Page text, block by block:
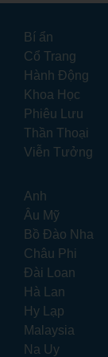
Bí ẩn
Cổ Trang
Hành Động
Khoa Học
Phiêu Lưu
Thần Thoại
Viễn Tưởng
Anh
Âu Mỹ
Bồ Đào Nha
Châu Phi
Đài Loan
Hà Lan
Hy Lạp
Malaysia
Na Uy